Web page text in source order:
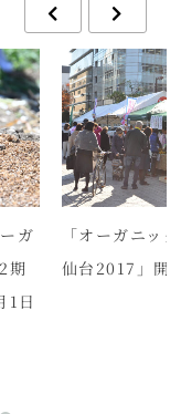
ガ
期
1日
「オーガニッ
仙台2017」開